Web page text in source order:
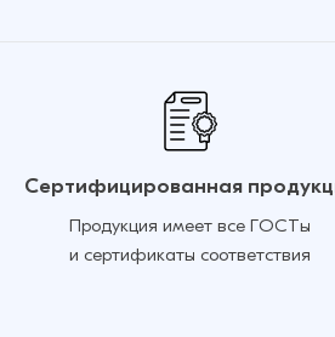
Сертифицированная
Продукция имеет все ГОСТы
и сертификаты соответствия